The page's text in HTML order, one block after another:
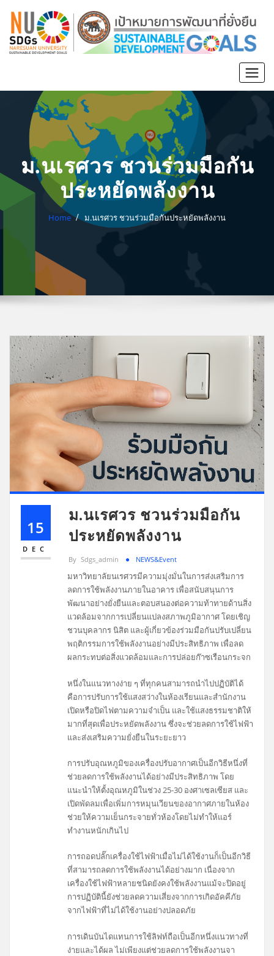
ม.นเรศวร ชวนร่วมมือกัน
ประหยัดพลังงาน
Home ม.นเรศวร ชวนร่วมมือกันประหยัดพลังงาน
15
DEC
ม.นเรศวร ชวนร่วมมือกัน
ประหยัดพลังงาน
By Sdgs_admin NEWS&Event
มหาวิทยาลัยนเรศวรมีความมุ่งมั่นในการส่งเสริมการ
ลดการใช้พลังงานภายในอาคาร เพื่อสนับสนุนการ
พัฒนาอย่างยั่งยืนและตอบสนองต่อความท้าทายด้านสิ่ง
แวดล้อมจากการเปลี่ยนแปลงสภาพภูมิอากาศ โดยเชิญ
ชวนบุคลากร นิสิต และผู้เกี่ยวข้องร่วมมือกันปรับเปลี่ยน
พฤติกรรมการใช้พลังงานอย่างมีประสิทธิภาพ เพื่อลด
ผลกระทบต่อสิ่งแวดล้อมและการปล่อยก๊าซเรือนกระจก
หนึ่งในแนวทางง่าย ๆ ที่ทุกคนสามารถนำไปปฏิบัติได้
คือการปรับการใช้แสงสว่างในห้องเรียนและสำนักงาน
เปิดหรือปิดไฟตามความจำเป็น และใช้แสงธรรมชาติให้
มากที่สุดเพื่อประหยัดพลังงาน ซึ่งจะช่วยลดการใช้ไฟฟ้า
และส่งเสริมความยั่งยืนในระยะยาว
การปรับอุณหภูมิของเครื่องปรับอากาศเป็นอีกวิธีหนึ่งที่
ช่วยลดการใช้พลังงานได้อย่างมีประสิทธิภาพ โดย
แนะนำให้ตั้งอุณหภูมิในช่วง 25-30 องศาเซลเซียส และ
เปิดพัดลมเพื่อเพิ่มการหมุนเวียนของอากาศภายในห้อง
ช่วยให้ความเย็นกระจายทั่วห้องโดยไม่ทำให้แอร์
ทำงานหนักเกินไป
การถอดปลั๊กเครื่องใช้ไฟฟ้าเมื่อไม่ได้ใช้งานก็เป็นอีกวิธี
ที่สามารถลดการใช้พลังงานได้อย่างมาก เนื่องจาก
เครื่องใช้ไฟฟ้าหลายชนิดยังคงใช้พลังงานแม้จะปิดอยู่
การปฏิบัตินี้ยังช่วยลดความเสี่ยงจากการเกิดอัคคีภัย
จากไฟฟ้าที่ไม่ได้ใช้งานอย่างปลอดภัย
การเดินบันไดแทนการใช้ลิฟท์ถือเป็นอีกหนึ่งแนวทางที่
ง่ายและได้ผล ไม่เพียงแต่ช่วยลดการใช้พลังงานจา